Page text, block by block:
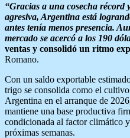
“Gracias a una cosecha récord
agresiva, Argentina está
antes tenía menos presencia.
mercado se acercó a los 190
ventas y consolidó un ritmo
Romano.
Con un saldo exportable
trigo se consolida como el
Argentina en el arranque de
mantiene una base productiva
condicionada al factor climático
próximas semanas.